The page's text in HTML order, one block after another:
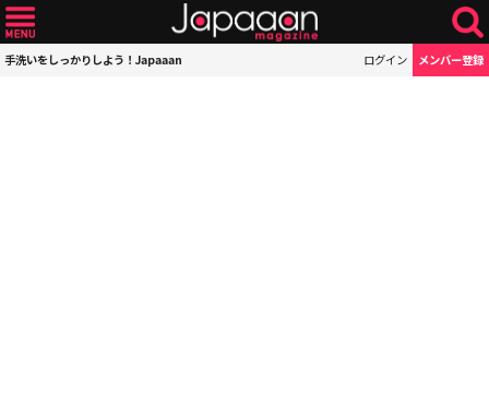
手洗いをしっかりしよう！Japaaan ログイン メンバー登録